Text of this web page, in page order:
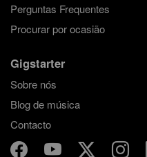
Perguntas Frequentes
Procurar por ocasião
Gigstarter
Sobre nós
Blog de música
Contacto